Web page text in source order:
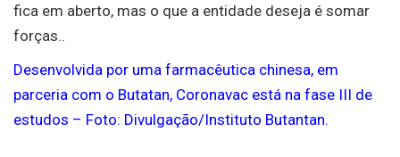
fica em aberto, mas o que a entidade deseja é somar
forças..
Desenvolvida por uma farmacêutica chinesa, em
parceria com o Butatan, Coronavac está na fase III de
estudos – Foto: Divulgação/Instituto Butantan.